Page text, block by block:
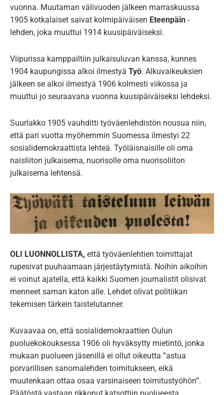
vuonna. Muutaman välivuoden jälkeen marraskuussa
1905 kotkalaiset saivat kolmipäiväisen Eteenpäin -
lehden, joka muuttui 1914 kuusipäiväiseksi.
Viipurissa kamppailtiin julkaisuluvan kanssa, kunnes
1904 kaupungissa alkoi ilmestyä Työ. Alkuvaikeuksien
jälkeen se alkoi ilmestyä 1906 kolmesti viikossa ja
muuttui jo seuraavana vuonna kuusipäiväiseksi lehdeksi.
Suurlakko 1905 vauhditti työväenlehdistön nousua niin,
että pari vuotta myöhemmin Suomessa ilmestyi 22
sosialidemokraattista lehteä. Työläisnaisille oli oma
naisliiton julkaisema, nuorisolle oma nuorisoliiton
julkaisema lehtensä.
OLI LUONNOLLISTA, että työväenlehtien toimittajat
rupesivat puuhaamaan järjestäytymistä. Noihin aikoihin
ei voinut ajatella, että kaikki Suomen journalistit olisivat
menneet saman katon alle. Lehdet olivat politiikan
tekemisen tärkein taistelutanner.
Kuvaavaa on, että sosialidemokraattien Oulun
puoluekokouksessa 1906 oli hyväksytty mietintö, jonka
mukaan puolueen jäsenillä ei ollut oikeutta ”astua
porvarillisen sanomalehden toimitukseen, eikä
muutenkaan ottaa osaa varsinaiseen toimitustyöhön”.